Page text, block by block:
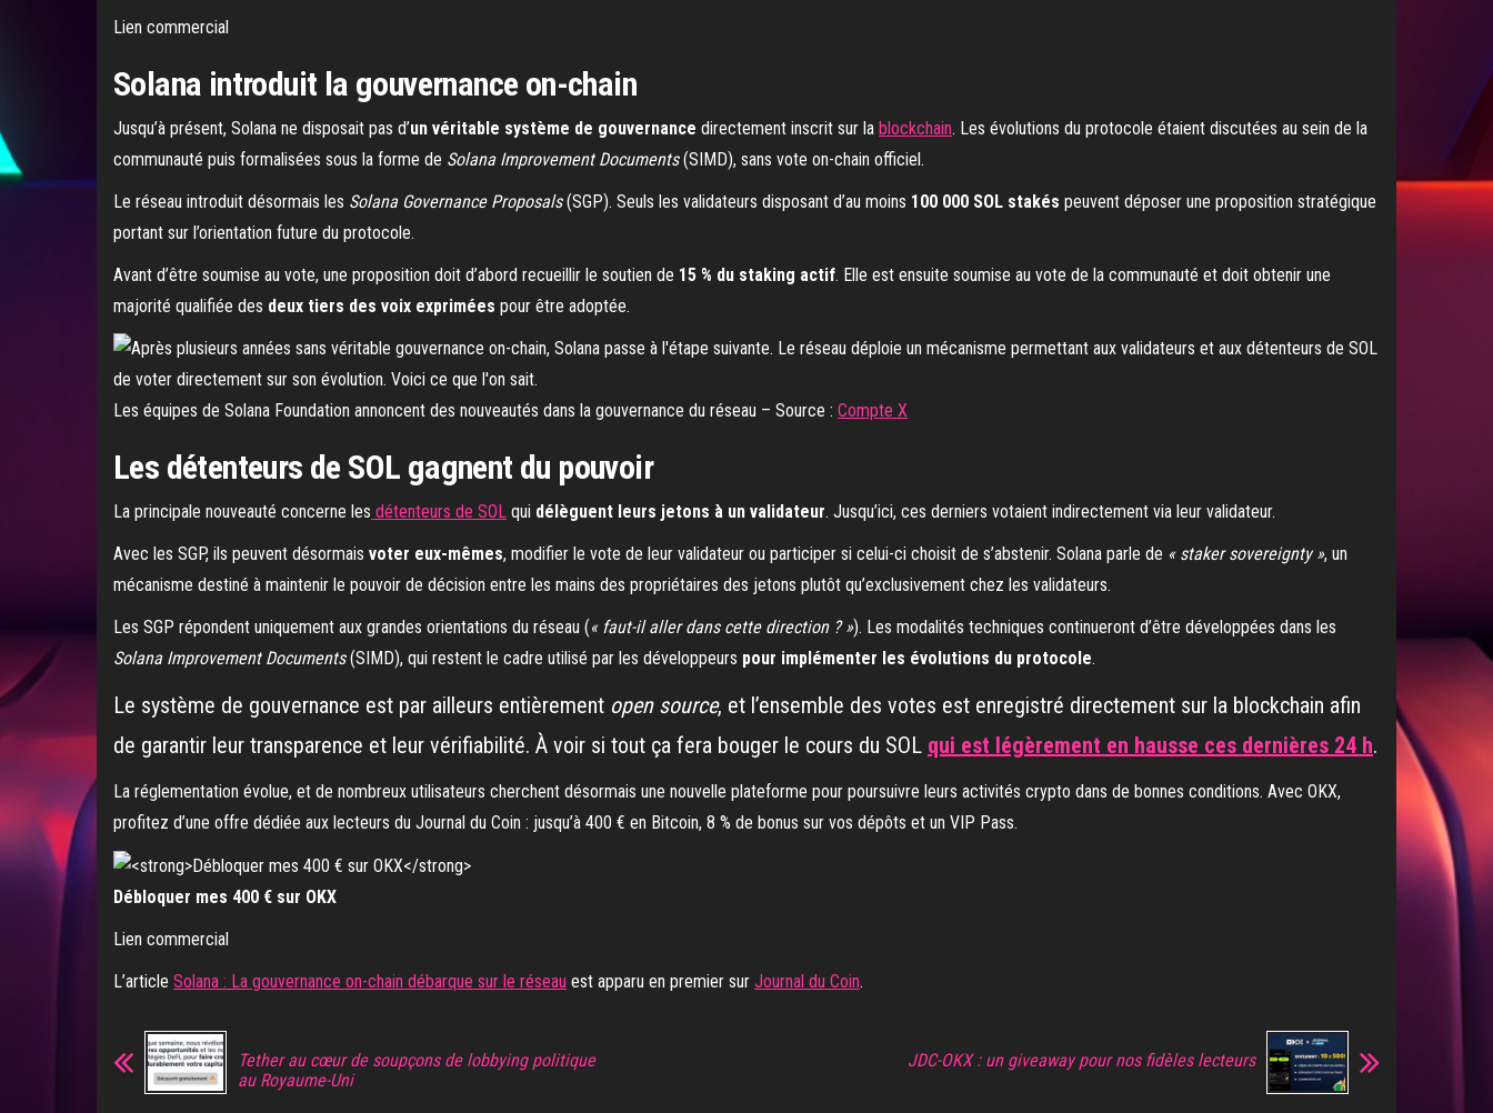
Lien commercial
Solana introduit la gouvernance on-chain
Jusqu’à présent, Solana ne disposait pas d’un véritable système de gouvernance directement inscrit sur la blockchain. Les évolutions du protocole étaient discutées au sein de la
communauté puis formalisées sous la forme de Solana Improvement Documents(SIMD), sans vote on-chain officiel.
Le réseau introduit désormais les Solana Governance Proposals(SGP). Seuls les validateurs disposant d’au moins 100 000 SOL stakés peuvent déposer une proposition stratégique
portant sur l’orientation future du protocole.
Avant d’être soumise au vote, une proposition doit d’abord recueillir le soutien de 15 % du staking actif. Elle est ensuite soumise au vote de la communauté et doit obtenir une
majorité qualifiée des deux tiers des voix exprimées pour être adoptée.
Les équipes de Solana Foundation annoncent des nouveautés dans la gouvernance du réseau – Source : Compte X
Les détenteurs de SOL gagnent du pouvoir
La principale nouveauté concerne les détenteurs de SOL qui délèguent leurs jetons à un validateur. Jusqu’ici, ces derniers votaient indirectement via leur validateur.
Avec les SGP, ils peuvent désormais voter eux-mêmes, modifier le vote de leur validateur ou participer si celui-ci choisit de s’abstenir. Solana parle de « staker sovereignty », un
mécanisme destiné à maintenir le pouvoir de décision entre les mains des propriétaires des jetons plutôt qu’exclusivement chez les validateurs.
Les SGP répondent uniquement aux grandes orientations du réseau (« faut-il aller dans cette direction ? »). Les modalités techniques continueront d’être développées dans les
Solana Improvement Documents(SIMD), qui restent le cadre utilisé par les développeurs pour implémenter les évolutions du protocole.
Le système de gouvernance est par ailleurs entièrement open source, et l’ensemble des votes est enregistré directement sur la blockchain afin
de garantir leur transparence et leur vérifiabilité. À voir si tout ça fera bouger le cours du SOL qui est légèrement en hausse ces dernières 24 h.
La réglementation évolue, et de nombreux utilisateurs cherchent désormais une nouvelle plateforme pour poursuivre leurs activités crypto dans de bonnes conditions. Avec OKX,
profitez d’une offre dédiée aux lecteurs du Journal du Coin : jusqu’à 400 € en Bitcoin, 8 % de bonus sur vos dépôts et un VIP Pass.
Débloquer mes 400 € sur OKX
Lien commercial
L’article Solana : La gouvernance on-chain débarque sur le réseau est apparu en premier sur Journal du Coin.
Tether au cœur de soupçons de lobbying politique
au Royaume-Uni
JDC-OKX : un giveaway pour nos fidèles lecteurs